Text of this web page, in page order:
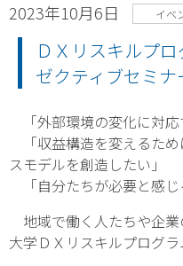
2023年10月6日 イベ
ＤＸリスキルプ
ゼクティブセミ
「外部環境の変化に対応
「収益構造を変えるた
スモデルを創造したい」
「自分たちが必要と感じ
地域で働く人たちや企
大学ＤＸリスキルプログラ